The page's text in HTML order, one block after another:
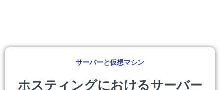
サーバーと仮想マシン
ホスティングにおけるサーバー